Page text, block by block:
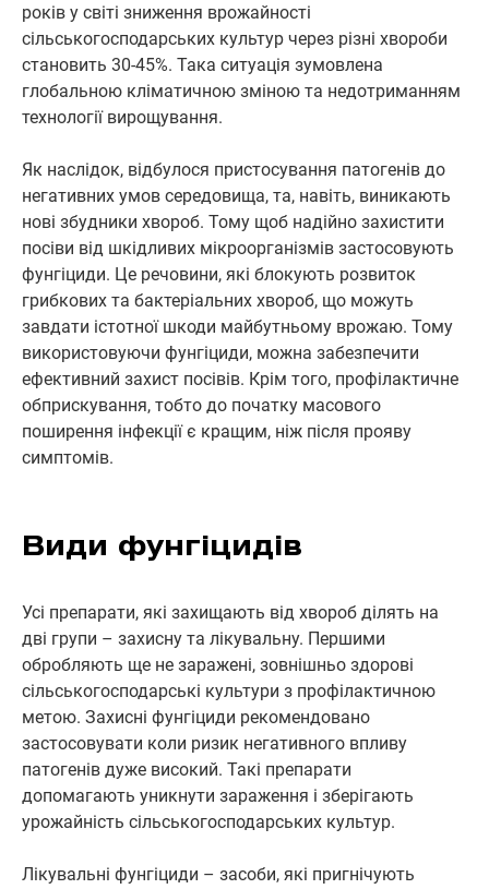
років у світі зниження врожайності
сільськогосподарських культур через різні хвороби
становить 30-45%. Така ситуація зумовлена
глобальною кліматичною зміною та недотриманням
технології вирощування.
Як наслідок, відбулося пристосування патогенів до
негативних умов середовища, та, навіть, виникають
нові збудники хвороб. Тому щоб надійно захистити
посіви від шкідливих мікроорганізмів застосовують
фунгіциди. Це речовини, які блокують розвиток
грибкових та бактеріальних хвороб, що можуть
завдати істотної шкоди майбутньому врожаю. Тому
використовуючи фунгіциди, можна забезпечити
ефективний захист посівів. Крім того, профілактичне
обприскування, тобто до початку масового
поширення інфекції є кращим, ніж після прояву
симптомів.
Види фунгіцидів
Усі препарати, які захищають від хвороб ділять на
дві групи – захисну та лікувальну. Першими
обробляють ще не заражені, зовнішньо здорові
сільськогосподарські культури з профілактичною
метою. Захисні фунгіциди рекомендовано
застосовувати коли ризик негативного впливу
патогенів дуже високий. Такі препарати
допомагають уникнути зараження і зберігають
урожайність сільськогосподарських культур.
Лікувальні фунгіциди – засоби, які пригнічують